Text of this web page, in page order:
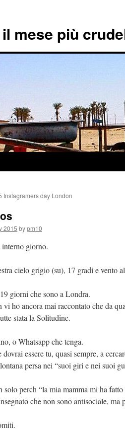
mese più
Instagramers day London
2015 bypm10
giorno.
cielo grigio (su), 17 gradi e vento
giorni che sono a Londra.
vi ho ancora mai raccontato che da
stata la Solitudine.
o Whatsapp che tenga.
dovrai essere tu, quasi sempre, a
persa nei “suoi giri e nei suoi
solo perch “la mia mamma mi ha
che non sono antisociale, ma